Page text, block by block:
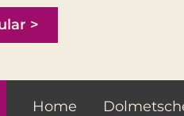
>
Home